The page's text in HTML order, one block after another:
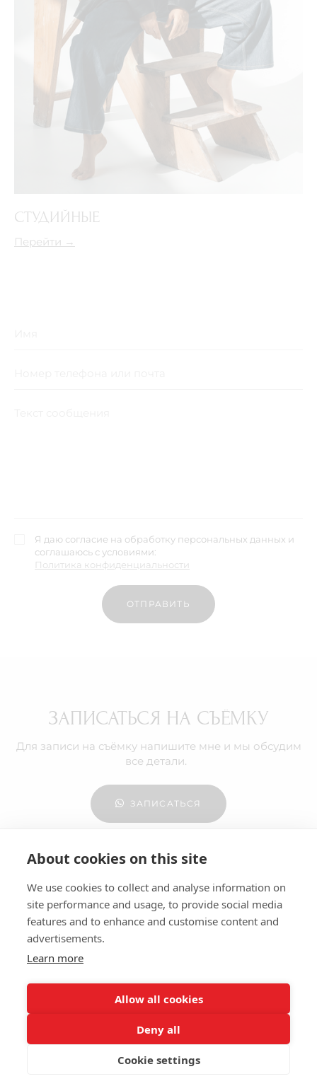
СТУДИЙНЫЕ
Перейти →
Я даю согласие на обработку персональных данных и
соглашаюсь с условиями:
Политика конфиденциальности
ОТПРАВИТЬ
ЗАПИСАТЬСЯ НА СЪЁМКУ
Для записи на съёмку напишите мне и мы обсудим
все детали.
ЗАПИСАТЬСЯ
Поделиться ссылкой
+39 344 277 36 12
P.IVA 04 662 300 401
На сайте используются файлы cookie для работы сайта
и анализа посещаемости.Политика конфиденциальности
About cookies on this site
We use cookies to collect and analyse information on
site performance and usage, to provide social media
features and to enhance and customise content and
advertisements.
Learn more
Allow all cookies
Deny all
Cookie settings